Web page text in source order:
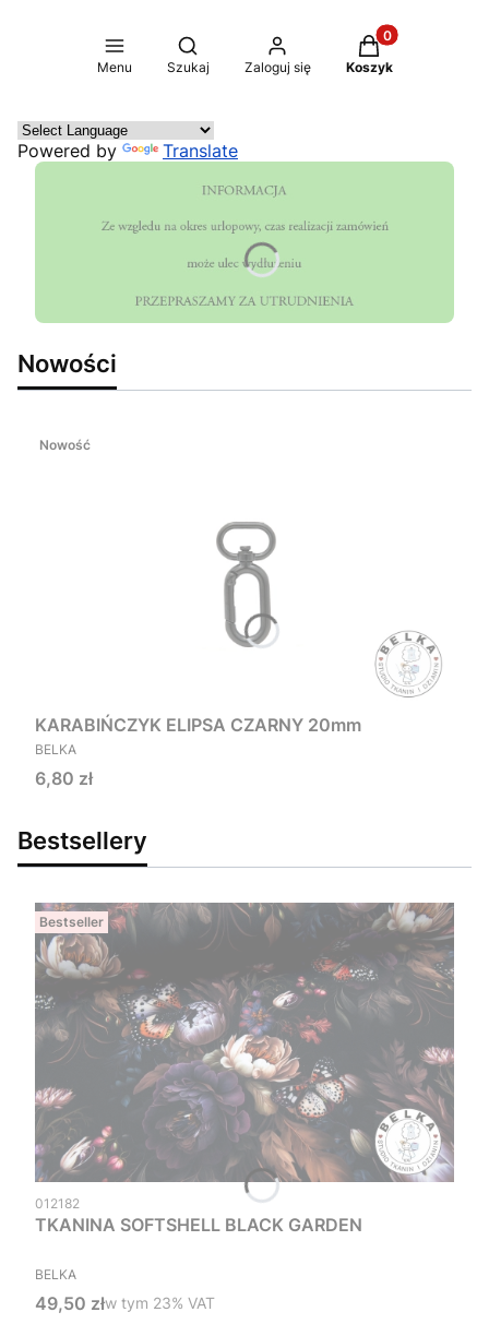
Menu
Otwórz wyszukiwarkę
Szukaj Zaloguj się
Produkty w
Koszyk
Powered by Translate
Nowości
Nowość
KARABIŃCZYK ELIPSA CZARNY 20mm
PRODUCENT
BELKA
Cena
6,80 zł
Bestsellery
Bestseller
Kod produktu
012182
TKANINA SOFTSHELL BLACK GARDEN
PRODUCENT
BELKA
Cena brutto
49,50 złw tym %s VAT
w tym 23% VAT